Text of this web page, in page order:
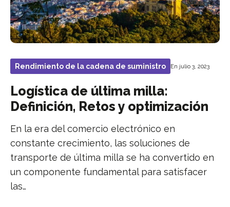
Rendimiento de la cadena de suministro En julio 3, 2023
Logística de última milla:
Definición, Retos y optimización
En la era del comercio electrónico en
constante crecimiento, las soluciones de
transporte de última milla se ha convertido en
un componente fundamental para satisfacer
las…